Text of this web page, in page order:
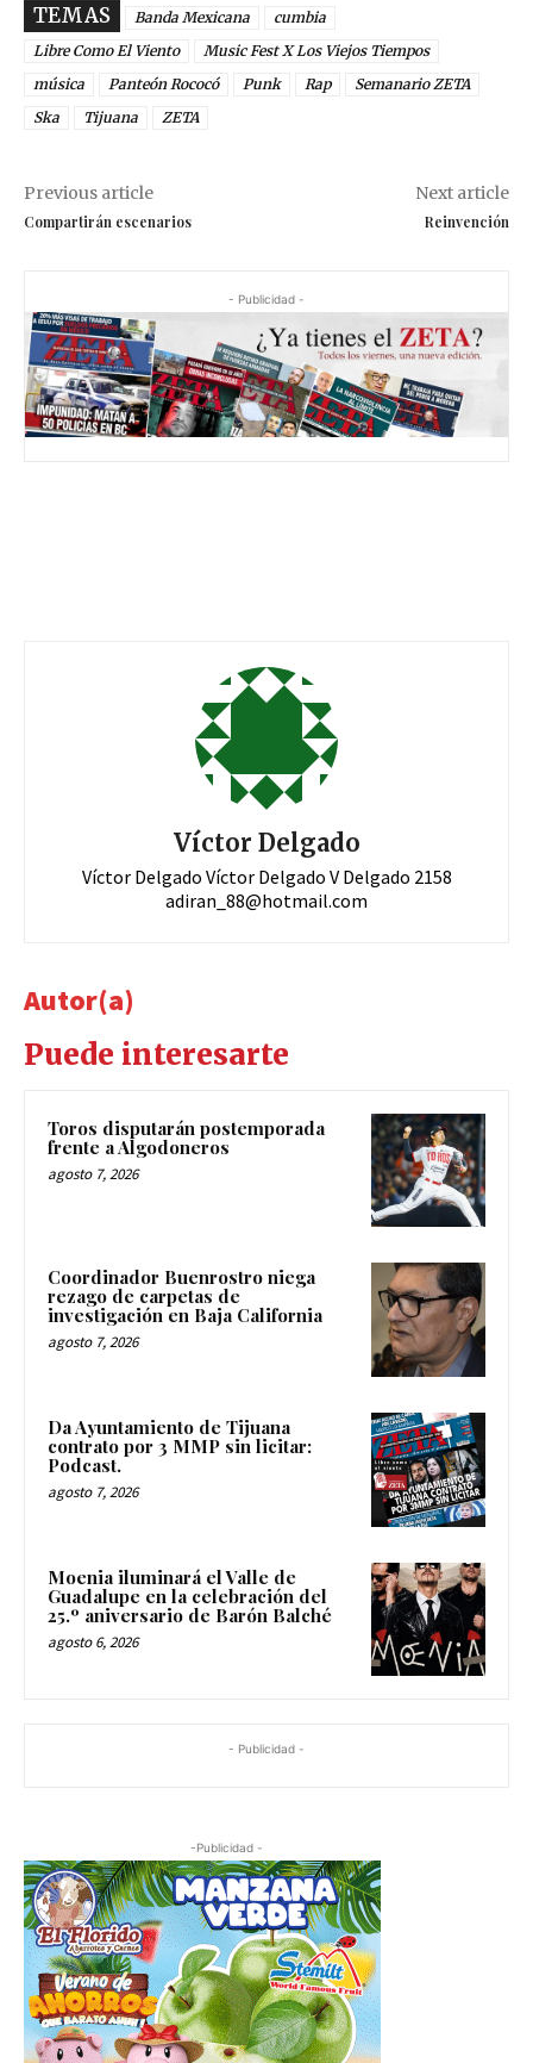
TEMAS Banda Mexicana
cumbia
Libre Como El Viento
Music Fest X Los Viejos Tiempos
música
Panteón Rococó Punk Rap
Semanario ZETA
Ska
Tijuana ZETA
Previous article
Compartirán escenarios
Next article
Reinvención
- Publicidad -
Víctor Delgado
Víctor Delgado Víctor Delgado V Delgado 2158
adiran_88@hotmail.com
Autor(a)
Puede interesarte
Toros disputarán postemporada
frente a Algodoneros
agosto 7, 2026
Coordinador Buenrostro niega
rezago de carpetas de
investigación en Baja California
agosto 7, 2026
Da Ayuntamiento de Tijuana
contrato por 3 MMP sin licitar:
Podcast.
agosto 7, 2026
Moenia iluminará el Valle de
Guadalupe en la celebración del
25.º aniversario de Barón Balché
agosto 6, 2026
- Publicidad -
-Publicidad -